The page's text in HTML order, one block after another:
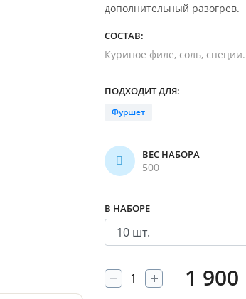
дополнительный разогрев.
СОСТАВ:
Куриное филе, соль, специи.
ПОДХОДИТ ДЛЯ:
Фуршет
ВЕС НАБОРА
500
В НАБОРЕ
1 900